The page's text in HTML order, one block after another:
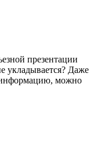
презентации
укладывается? Даже
информацию, можно